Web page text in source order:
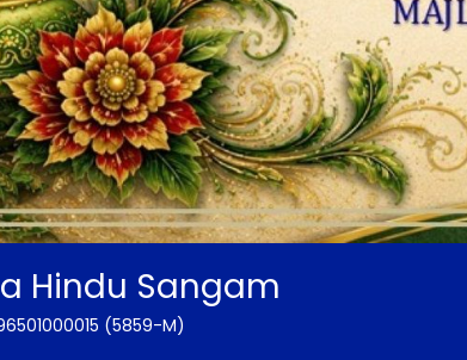
Hindu Sangam
(5859-M)